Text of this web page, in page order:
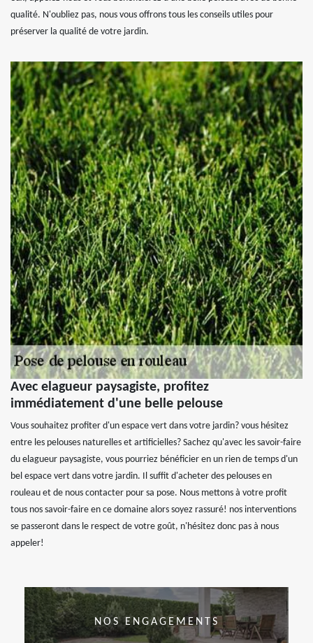
qualité. N'oubliez pas, nous vous offrons tous les conseils utiles pour
préserver la qualité de votre jardin.
Avec elagueur paysagiste, profitez
immédiatement d'une belle pelouse
Vous souhaitez profiter d'un espace vert dans votre jardin? vous hésitez
entre les pelouses naturelles et artificielles? Sachez qu'avec les savoir-faire
du elagueur paysagiste, vous pourriez bénéficier en un rien de temps d'un
bel espace vert dans votre jardin. Il suffit d'acheter des pelouses en
rouleau et de nous contacter pour sa pose. Nous mettons à votre profit
tous nos savoir-faire en ce domaine alors soyez rassuré! nos interventions
se passeront dans le respect de votre goût, n'hésitez donc pas à nous
appeler!
NOS ENGAGEMENTS